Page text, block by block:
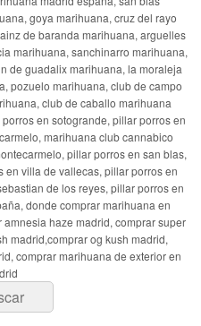
goya marihuana, cruz del rayo
de baranda marihuana, arguelles
marihuana, sanchinarro marihuana,
de guadalix marihuana, la moraleja
pozuelo marihuana, club de campo
club de caballo marihuana
en sotogrande, pillar porros en
marihuana club cannabico
pillar porros en san blas,
villa de vallecas, pillar porros en
de los reyes, pillar porros en
donde comprar marihuana en
haze madrid, comprar super
madrid,comprar og kush madrid,
comprar marihuana de exterior en